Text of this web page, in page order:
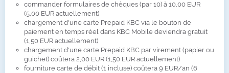
commander formulaires de chèques (par 10) à 10,00 EUR
(5,00 EUR actuellement)
chargement d'une carte Prepaid KBC via le bouton de
paiement en temps réel dans KBC Mobile deviendra gratuit
(1,50 EUR actuellement)
chargement d'une carte Prepaid KBC par virement (papier ou
guichet) coûtera 2,00 EUR (1,50 EUR actuellement)
fourniture carte de débit (1 incluse) coûtera 9 EUR/an (6